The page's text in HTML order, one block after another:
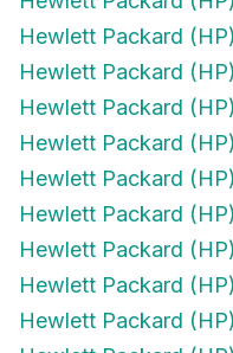
Hewlett Packard
Hewlett Packard
Hewlett Packard
Hewlett Packard
Hewlett Packard
Hewlett Packard
Hewlett Packard
Hewlett Packard
Hewlett Packard
Hewlett Packard